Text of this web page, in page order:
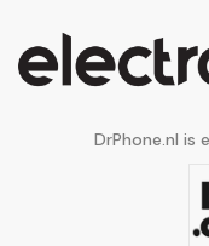
DrPhone.nl is